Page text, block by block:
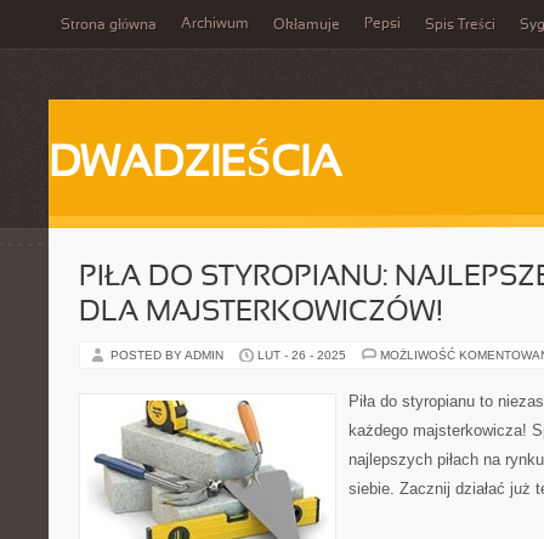
Strona główna Archiwum Okłamuje Pepsi Spis Treści
DWADZIEŚCIA
PIŁA DO STYROPIANU:
DLA MAJSTERKOWICZÓW!
POSTED BY ADMIN LUT - 26 - 2025 MOŻLIWOŚĆ
Piła do styropianu to
każdego majsterkowicza!
najlepszych piłach na
siebie. Zacznij działać już